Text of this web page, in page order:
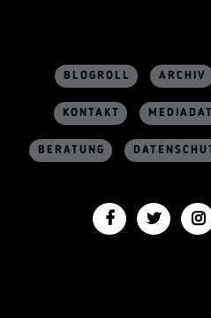
BLOGROLL ARCHIV
KONTAKT
BERATUNG